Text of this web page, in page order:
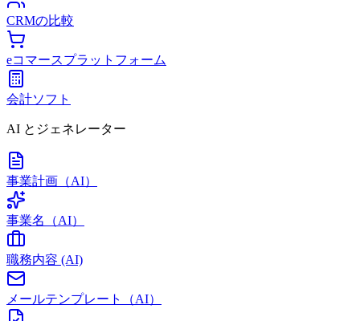
CRMの比較
eコマースプラットフォーム
会計ソフト
AI とジェネレーター
事業計画（AI）
事業名（AI）
職務内容 (AI)
メールテンプレート（AI）